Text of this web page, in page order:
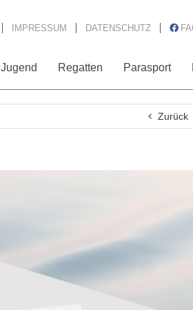
IMPRESSUM DATENSCHUTZ
Jugend Regatten Parasport
Zurück